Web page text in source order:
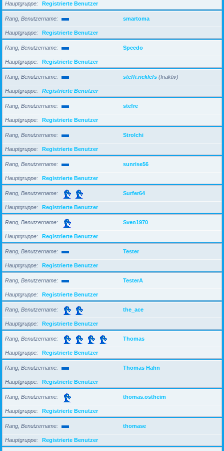
Hauptgruppe Registrierte Benutzer
Rang, Benutzername smartoma
Hauptgruppe Registrierte Benutzer
Rang, Benutzername Speedo
Hauptgruppe Registrierte Benutzer
Rang, Benutzername steffi.ricklefs (Inaktiv)
Hauptgruppe Registrierte Benutzer
Rang, Benutzername stefre
Hauptgruppe Registrierte Benutzer
Rang, Benutzername Strolchi
Hauptgruppe Registrierte Benutzer
Rang, Benutzername sunrise56
Hauptgruppe Registrierte Benutzer
Rang, Benutzername Surfer64
Hauptgruppe Registrierte Benutzer
Rang, Benutzername Sven1970
Hauptgruppe Registrierte Benutzer
Rang, Benutzername Tester
Hauptgruppe Registrierte Benutzer
Rang, Benutzername TesterA
Hauptgruppe Registrierte Benutzer
Rang, Benutzername the_ace
Hauptgruppe Registrierte Benutzer
Rang, Benutzername Thomas
Hauptgruppe Registrierte Benutzer
Rang, Benutzername Thomas Hahn
Hauptgruppe Registrierte Benutzer
Rang, Benutzername thomas.ostheim
Hauptgruppe Registrierte Benutzer
Rang, Benutzername thomase
Hauptgruppe Registrierte Benutzer